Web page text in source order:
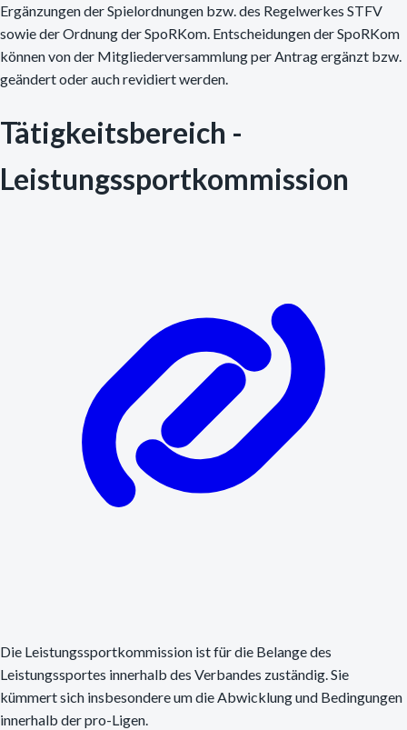
Ergänzungen der Spielordnungen bzw. des Regelwerkes STFV
sowie der Ordnung der SpoRKom. Entscheidungen der SpoRKom
können von der Mitgliederversammlung per Antrag ergänzt bzw.
geändert oder auch revidiert werden.
Tätigkeitsbereich -
Leistungssportkommission
Die Leistungssportkommission ist für die Belange des
Leistungssportes innerhalb des Verbandes zuständig. Sie
kümmert sich insbesondere um die Abwicklung und Bedingungen
innerhalb der pro-Ligen.